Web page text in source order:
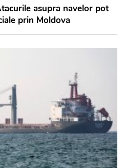
asupra navelor pot
prin Moldova